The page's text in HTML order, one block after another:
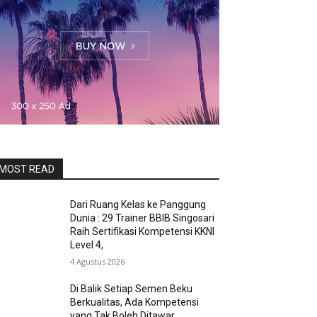
READ
Dari Ruang Kelas ke Panggung
Dunia : 29 Trainer BBIB Singosari
Raih Sertifikasi Kompetensi KKNI
Level 4,
4 Agustus 2026
Di Balik Setiap Semen Beku
Berkualitas, Ada Kompetensi